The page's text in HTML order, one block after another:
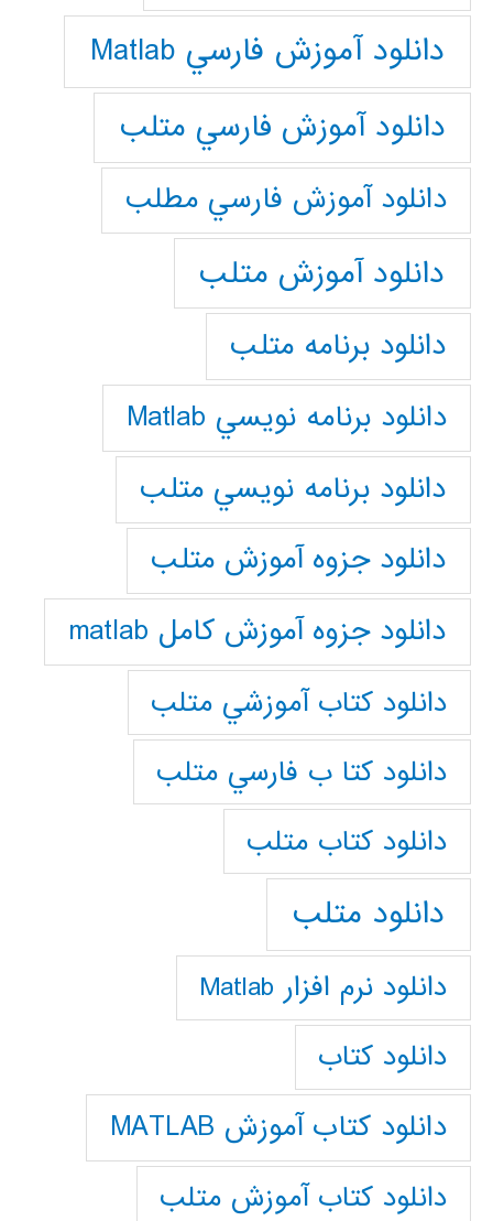
دانلود آموزش فارسي Matlab
دانلود آموزش فارسي متلب
دانلود آموزش فارسي مطلب
دانلود آموزش متلب
دانلود برنامه متلب
دانلود برنامه نويسي Matlab
دانلود برنامه نويسي متلب
دانلود جزوه آموزش متلب
دانلود جزوه آموزش کامل matlab
دانلود كتاب آموزشي متلب
دانلود كتا ب فارسي متلب
دانلود كتاب متلب
دانلود متلب
دانلود نرم افزار Matlab
دانلود کتاب
دانلود کتاب آموزش MATLAB
دانلود کتاب آموزش متلب